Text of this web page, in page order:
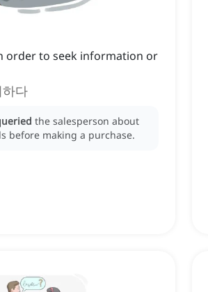
order to seek information or
다
the salesperson about
before making a purchase.